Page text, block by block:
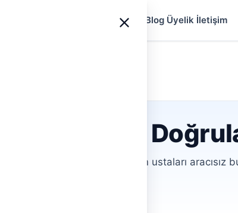
Rehberler Blog Üyelik İletişim
servisi İçin
Doğrulanmış, yetkin ustaları